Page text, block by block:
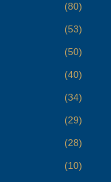
(80)
(53)
(50)
(40)
(34)
(29)
(28)
(10)